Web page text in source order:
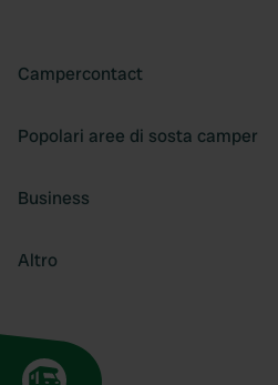
Campercontact
Popolari aree di sosta camper
Business
Altro